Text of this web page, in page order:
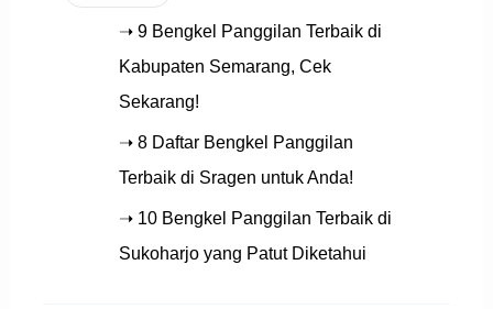
➝ 9 Bengkel Panggilan Terbaik di
Kabupaten Semarang, Cek
Sekarang!
➝ 8 Daftar Bengkel Panggilan
Terbaik di Sragen untuk Anda!
➝ 10 Bengkel Panggilan Terbaik di
Sukoharjo yang Patut Diketahui